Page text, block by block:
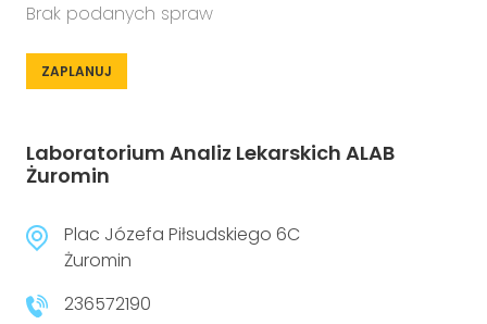
Brak podanych spraw
ZAPLANUJ
Laboratorium Analiz Lekarskich ALAB
Żuromin
Plac Józefa Piłsudskiego 6C
Żuromin
236572190